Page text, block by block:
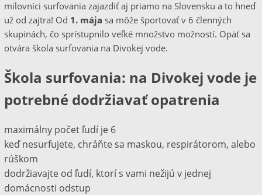
milovníci surfovania zajazdiť aj priamo na Slovensku a to hneď
už od zajtra! Od 1. mája sa môže športovať v 6 členných
skupinách, čo sprístupnilo veľké množstvo možností. Opäť sa
otvára škola surfovania na Divokej vode.
Škola surfovania: na Divokej vode je
potrebné dodržiavať opatrenia
maximálny počet ľudí je 6
keď nesurfujete, chráňte sa maskou, respirátorom, alebo
rúškom
dodržiavajte od ľudí, ktorí s vami nežijú v jednej
domácnosti odstup